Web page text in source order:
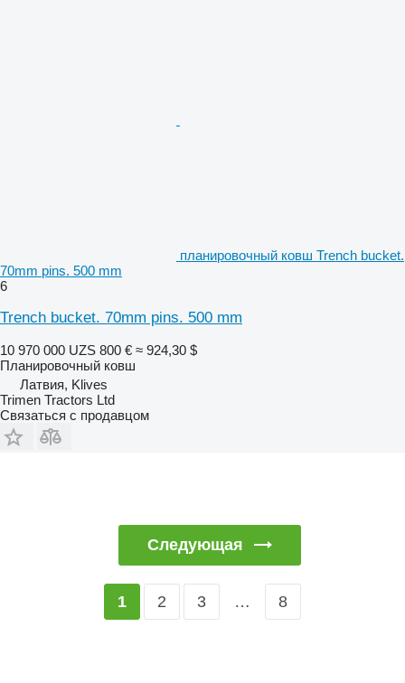
планировочный ковш Trench bucket.
70mm pins. 500 mm
6
Trench bucket. 70mm pins. 500 mm
10 970 000 UZS 800 € ≈ 924,30 $
Планировочный ковш
Латвия, Klives
Trimen Tractors Ltd
Связаться с продавцом
Следующая
1 2 3 … 8